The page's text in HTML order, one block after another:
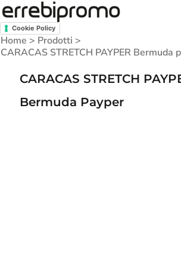
Cookie Policy
Home > Prodotti >
CARACAS STRETCH PAYPER Bermuda
CARACAS STRETCH
Bermuda Payper